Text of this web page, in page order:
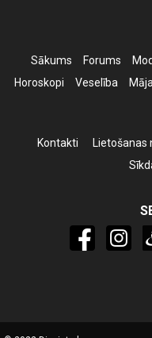
Sākums Forums
Horoskopi
Veselība
Kontakti Lietošanas